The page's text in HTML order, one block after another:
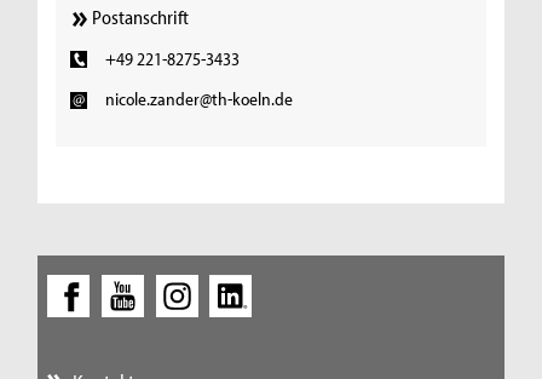
Postanschrift
+49 221-8275-3433
nicole.zander@th-koeln.de